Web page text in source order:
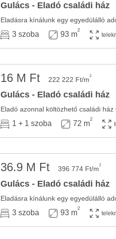
Gulács - Eladó családi ház
Eladásra kínálunk egy egyedülálló
3 szoba 93 m
2
16 M Ft 222 222 Ft/m2
Gulács - Eladó családi ház
Eladó azonnal költözhető családi
1 + 1 szoba 72 m
2
36.9 M Ft 396 774 Ft/m2
Gulács - Eladó családi ház
Eladásra kínálunk egy egyedülálló
3 szoba 93 m
2